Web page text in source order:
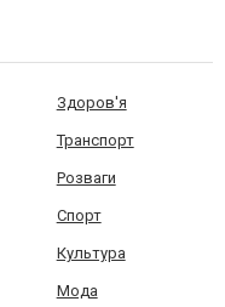
Здоров'я
Транспорт
Розваги
Спорт
Культура
Мода